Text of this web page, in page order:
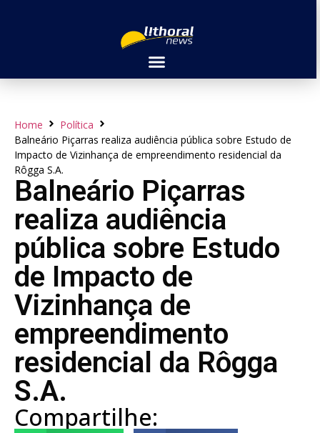
Home
Política
Balneário Piçarras realiza audiência pública sobre Estudo de
Impacto de Vizinhança de empreendimento residencial da
Rôgga S.A.
Balneário Piçarras
realiza audiência
pública sobre Estudo
de Impacto de
Vizinhança de
empreendimento
residencial da Rôgga
S.A.
Compartilhe: